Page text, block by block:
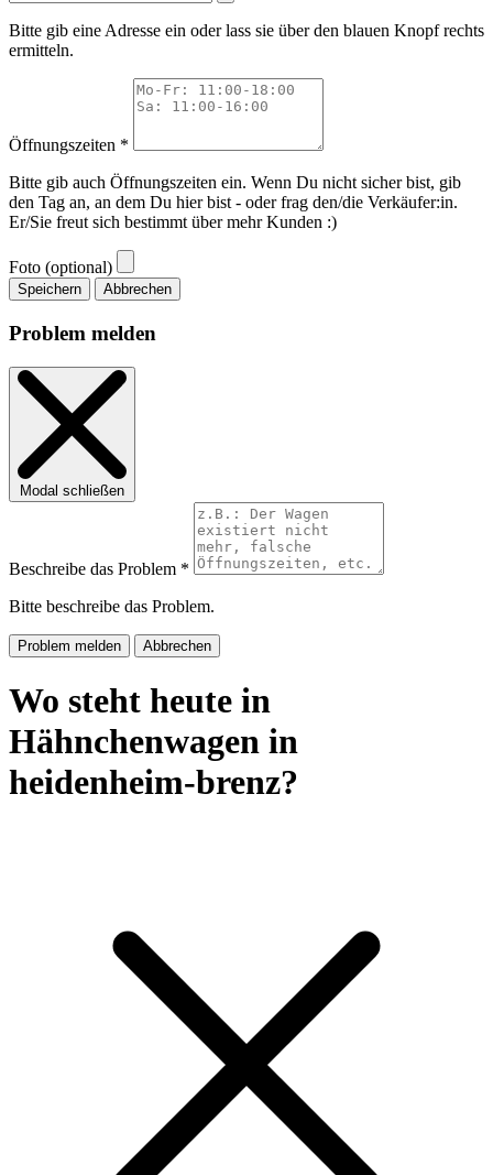
Bitte gib eine Adresse ein oder lass sie über den blauen Knopf rechts
ermitteln.
Öffnungszeiten *
Bitte gib auch Öffnungszeiten ein. Wenn Du nicht sicher bist, gib
den Tag an, an dem Du hier bist - oder frag den/die Verkäufer:in.
Er/Sie freut sich bestimmt über mehr Kunden :)
Foto (optional)
Speichern Abbrechen
Problem melden
Modal schließen
Beschreibe das Problem *
Bitte beschreibe das Problem.
Problem melden Abbrechen
Wo steht heute in
Hähnchenwagen in
heidenheim-brenz?